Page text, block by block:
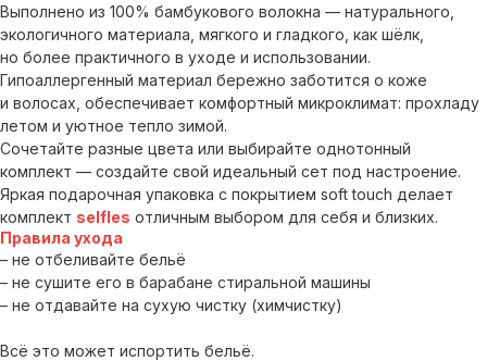
Выполнено из 100% бамбукового волокна — натурального,
экологичного материала, мягкого и гладкого, как шёлк,
но более практичного в уходе и использовании.
Гипоаллергенный материал бережно заботится о коже
и волосах, обеспечивает комфортный микроклимат: прохладу
летом и уютное тепло зимой.
Сочетайте разные цвета или выбирайте однотонный
комплект — создайте свой идеальный сет под настроение.
Яркая подарочная упаковка с покрытием soft touch делает
комплект selfles отличным выбором для себя и близких.
Правила ухода
– не отбеливайте бельё
– не сушите его в барабане стиральной машины
– не отдавайте на сухую чистку (химчистку)
Всё это может испортить бельё.